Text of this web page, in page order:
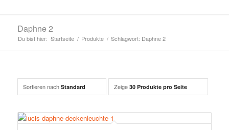
Daphne 2
Du bist hier: Startseite / Produkte / Schlagwort: Daphne 2
Sortieren nach Standard Zeige 30 Produkte pro Seite